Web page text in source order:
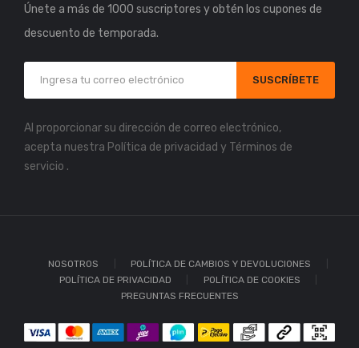
Únete a más de 1000 suscriptores y obtén los cupones de
descuento de temporada.
SUSCRÍBETE
Al proporcionar su dirección de correo electrónico,
acepta nuestra Política de privacidad y Términos de
servicio .
NOSOTROS
POLÍTICA DE CAMBIOS Y DEVOLUCIONES
POLÍTICA DE PRIVACIDAD
POLÍTICA DE COOKIES
PREGUNTAS FRECUENTES